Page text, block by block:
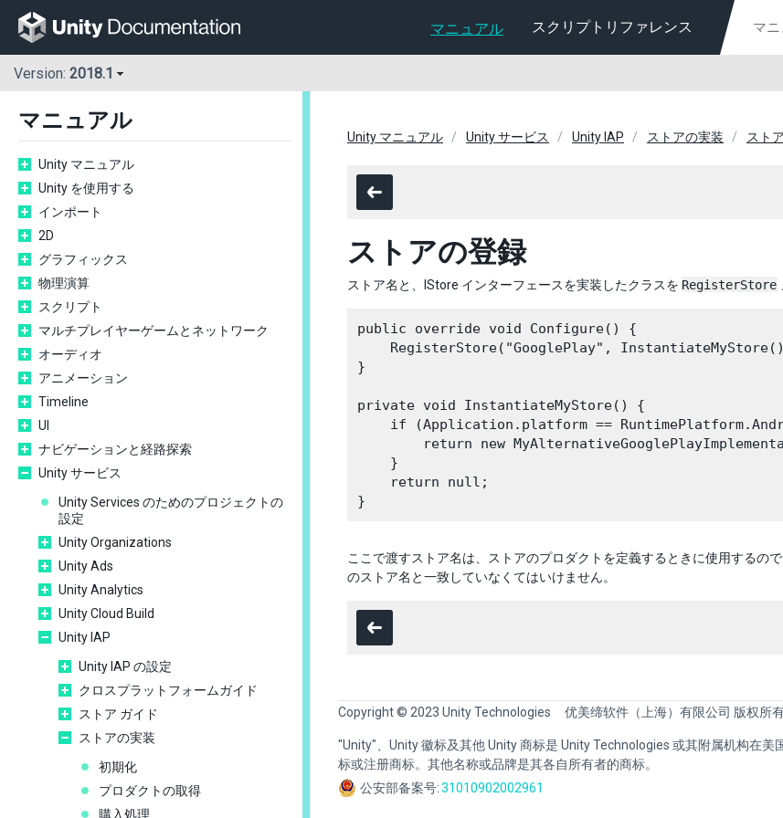
マニュアル スクリプトリファレンス
Version: 2018.1
マニュアル
Unity マニュアル
Unity を使用する
インポート
2D
グラフィックス
物理演算
スクリプト
マルチプレイヤーゲームとネットワーク
オーディオ
アニメーション
Timeline
UI
ナビゲーションと経路探索
Unity サービス
Unity Services のためのプロジェクトの
設定
Unity Organizations
Unity Ads
Unity Analytics
Unity Cloud Build
Unity IAP
Unity IAP の設定
クロスプラットフォームガイド
ストア ガイド
ストアの実装
初期化
プロダクトの取得
購入処理
Unity マニュアル Unity サービス Unity IAP ストアの実装 スト
ストアの登録
ストア名と、IStore インターフェースを実装したクラスを RegisterStore
public override void Configure() {
RegisterStore("GooglePlay",
}
private void InstantiateMyStore() {
if (Application.platform ==
return new
    }
    return null;
ここで渡すストア名は、ストアのプロダクトを定義するときに使用するの
のストア名と一致していなくてはいけません。
Copyright © 2023 Unity Technologies 优美缔软件（上海）有限公司 版权所
"Unity"、Unity 徽标及其他 Unity 商标是 Unity Technologies 或其附属机构在美
标或注册商标。其他名称或品牌是其各自所有者的商标。
公安部备案号:31010902002961